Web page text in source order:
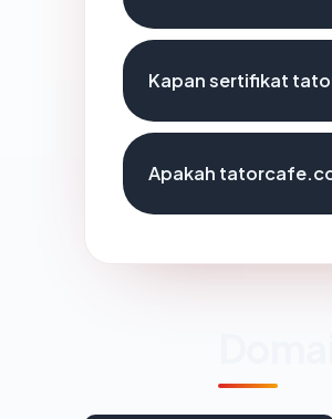
Kapan sertifikat
Apakah